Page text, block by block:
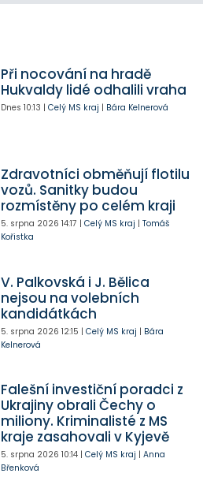
Při nocování na hradě
Hukvaldy lidé odhalili vraha
Dnes 10:13 | Celý MS kraj | Bára Kelnerová
Zdravotníci obměňují flotilu
vozů. Sanitky budou
rozmístěny po celém kraji
5. srpna 2026 14:17 | Celý MS kraj | Tomáš
Kořistka
V. Palkovská i J. Bělica
nejsou na volebních
kandidátkách
5. srpna 2026 12:15 | Celý MS kraj | Bára
Kelnerová
Falešní investiční poradci z
Ukrajiny obrali Čechy o
miliony. Kriminalisté z MS
kraje zasahovali v Kyjevě
5. srpna 2026 10:14| Celý MS kraj | Anna
Břenková